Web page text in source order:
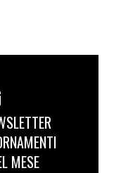
MESE